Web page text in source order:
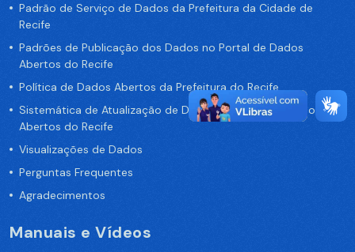
Padrão de Serviço de Dados da Prefeitura da Cidade de
Recife
Padrões de Publicação dos Dados no Portal de Dados
Abertos do Recife
Política de Dados Abertos da Prefeitura do Recife
Sistemática de Atualização de Dados do Portal de Dados
Abertos do Recife
Visualizações de Dados
Perguntas Frequentes
Agradecimentos
Manuais e Vídeos